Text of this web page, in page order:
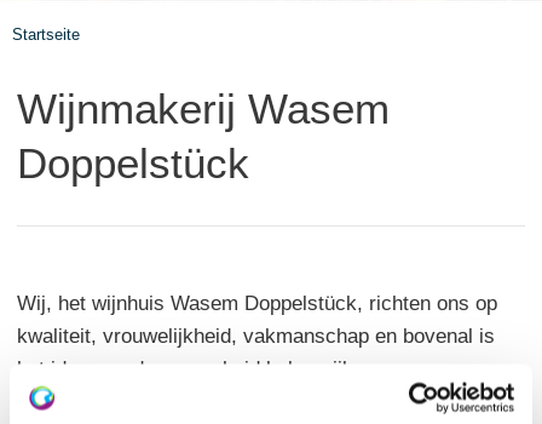
Startseite
Wijnmakerij Wasem
Doppelstück
Wij, het wijnhuis Wasem Doppelstück, richten ons op
kwaliteit, vrouwelijkheid, vakmanschap en bovenal is
het idee van duurzaamheid belangrijk voor ons.
Daarom bouwen wij onze wijnmakerij tot 2022 om